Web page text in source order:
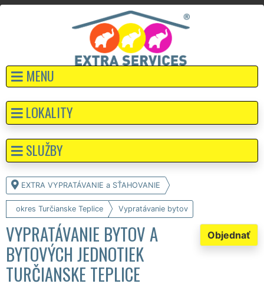
MENU
EXTRA VYPRATÁVANIE a SŤAHOVANIE
okres Turčianske Teplice Vypratávanie bytov
Objednať
VYPRATÁVANIE BYTOV A
BYTOVÝCH JEDNOTIEK
TURČIANSKE TEPLICE
LOKALITY
SLUŽBY